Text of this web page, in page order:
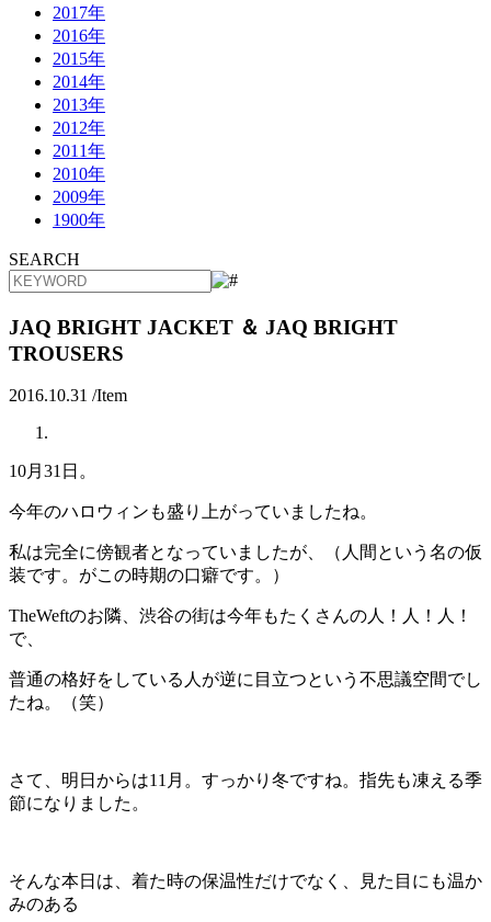
2017年
2016年
2015年
2014年
2013年
2012年
2011年
2010年
2009年
1900年
SEARCH
JAQ BRIGHT JACKET ＆ JAQ BRIGHT
TROUSERS
2016.10.31 /Item
10月31日。
今年のハロウィンも盛り上がっていましたね。
私は完全に傍観者となっていましたが、（人間という名の仮
装です。がこの時期の口癖です。）
TheWeftのお隣、渋谷の街は今年もたくさんの人！人！人！
で、
普通の格好をしている人が逆に目立つという不思議空間でし
たね。（笑）
さて、明日からは11月。すっかり冬ですね。指先も凍える季
節になりました。
そんな本日は、着た時の保温性だけでなく、見た目にも温か
みのある